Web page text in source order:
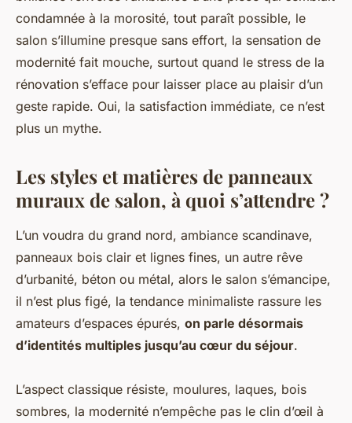
condamnée à la morosité, tout paraît possible, le
salon s’illumine presque sans effort, la sensation de
modernité fait mouche, surtout quand le stress de la
rénovation s’efface pour laisser place au plaisir d’un
geste rapide. Oui, la satisfaction immédiate, ce n’est
plus un mythe.
Les styles et matières de panneaux
muraux de salon, à quoi s’attendre ?
L’un voudra du grand nord, ambiance scandinave,
panneaux bois clair et lignes fines, un autre rêve
d’urbanité, béton ou métal, alors le salon s’émancipe,
il n’est plus figé, la tendance minimaliste rassure les
amateurs d’espaces épurés, on parle désormais
d’identités multiples jusqu’au cœur du séjour.
L’aspect classique résiste, moulures, laques, bois
sombres, la modernité n’empêche pas le clin d’œil à